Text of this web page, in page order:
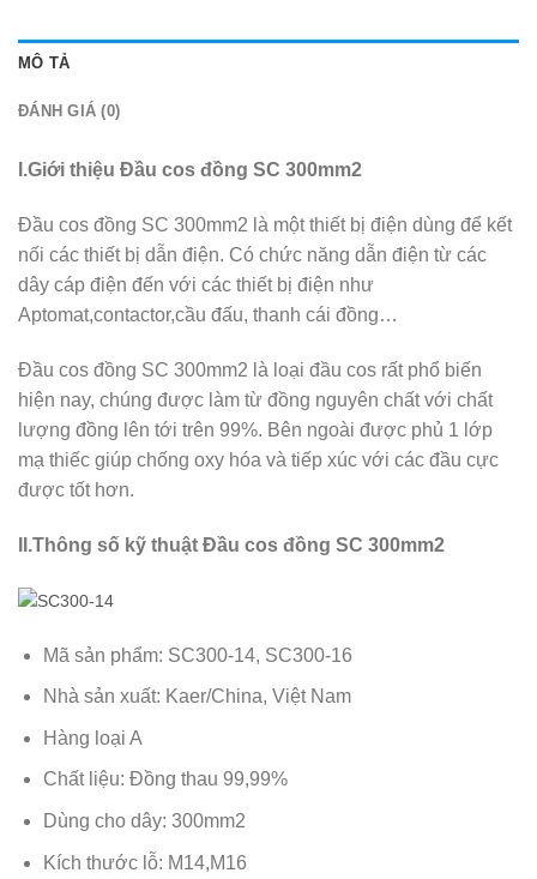
MÔ TẢ
ĐÁNH GIÁ (0)
I.Giới thiệu Đầu cos đồng SC 300mm2
Đầu cos đồng SC 300mm2 là một thiết bị điện dùng để kết
nối các thiết bị dẫn điện. Có chức năng dẫn điện từ các
dây cáp điện đến với các thiết bị điện như
Aptomat,contactor,cầu đấu, thanh cái đồng…
Đầu cos đồng SC 300mm2 là loại đầu cos rất phổ biến
hiện nay, chúng được làm từ đồng nguyên chất với chất
lượng đồng lên tới trên 99%. Bên ngoài được phủ 1 lớp
mạ thiếc giúp chống oxy hóa và tiếp xúc với các đầu cực
được tốt hơn.
II.Thông số kỹ thuật Đầu cos đồng SC 300mm2
Mã sản phẩm: SC300-14, SC300-16
Nhà sản xuất: Kaer/China, Việt Nam
Hàng loại A
Chất liệu: Đồng thau 99,99%
Dùng cho dây: 300mm2
Kích thước lỗ: M14,M16